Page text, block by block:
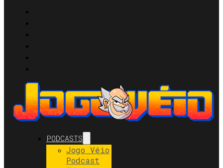
PODCASTS
Jogo Véio
Podcast